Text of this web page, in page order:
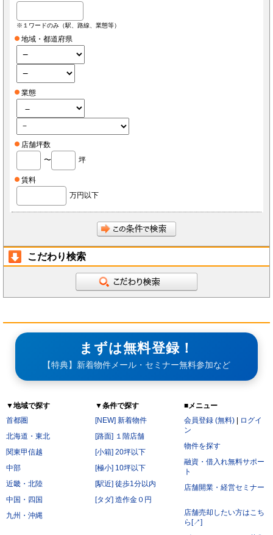
※１ワードのみ（駅、路線、業態等）
地域・都道府県
業態
店舗坪数
〜
坪
賃料
万円以下
こだわり検索
まずは無料登録！
【特典】新着物件メール・セミナー無料参加など
▼地域で探す
首都圏
北海道・東北
関東甲信越
中部
近畿・北陸
中国・四国
九州・沖縄
▼条件で探す
[NEW] 新着物件
[路面] １階店舗
[小箱] 20坪以下
[極小] 10坪以下
[駅近] 徒歩1分以内
[タダ] 造作金０円
■メニュー
会員登録 (無料) | ログイ
ン
物件を探す
融資・借入れ無料サポー
ト
店舗開業・経営セミナー
店舗売却したい方はこち
ら[↗]